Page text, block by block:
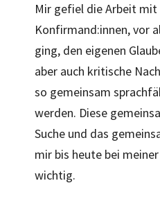
Mir gefiel die Arbeit mit
Konfirmand:innen, vor
ging, den eigenen
aber auch kritische
so gemeinsam
werden. Diese
Suche und das
mir bis heute bei
wichtig.